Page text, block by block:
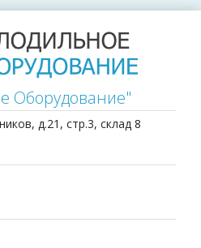
Оборудование"
д.21, стр.3, склад 8